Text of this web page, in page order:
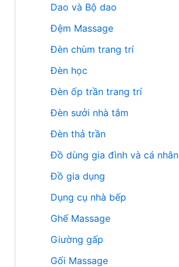
Dao và Bộ dao
Đệm Massage
Đèn chùm trang trí
Đèn học
Đèn ốp trần trang trí
Đèn sưởi nhà tắm
Đèn thả trần
Đồ dùng gia đình và cá nhân
Đồ gia dụng
Dụng cụ nhà bếp
Ghế Massage
Giường gấp
Gối Massage